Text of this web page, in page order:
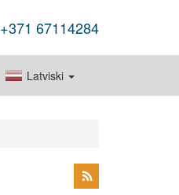
+371 67114284
Latviski